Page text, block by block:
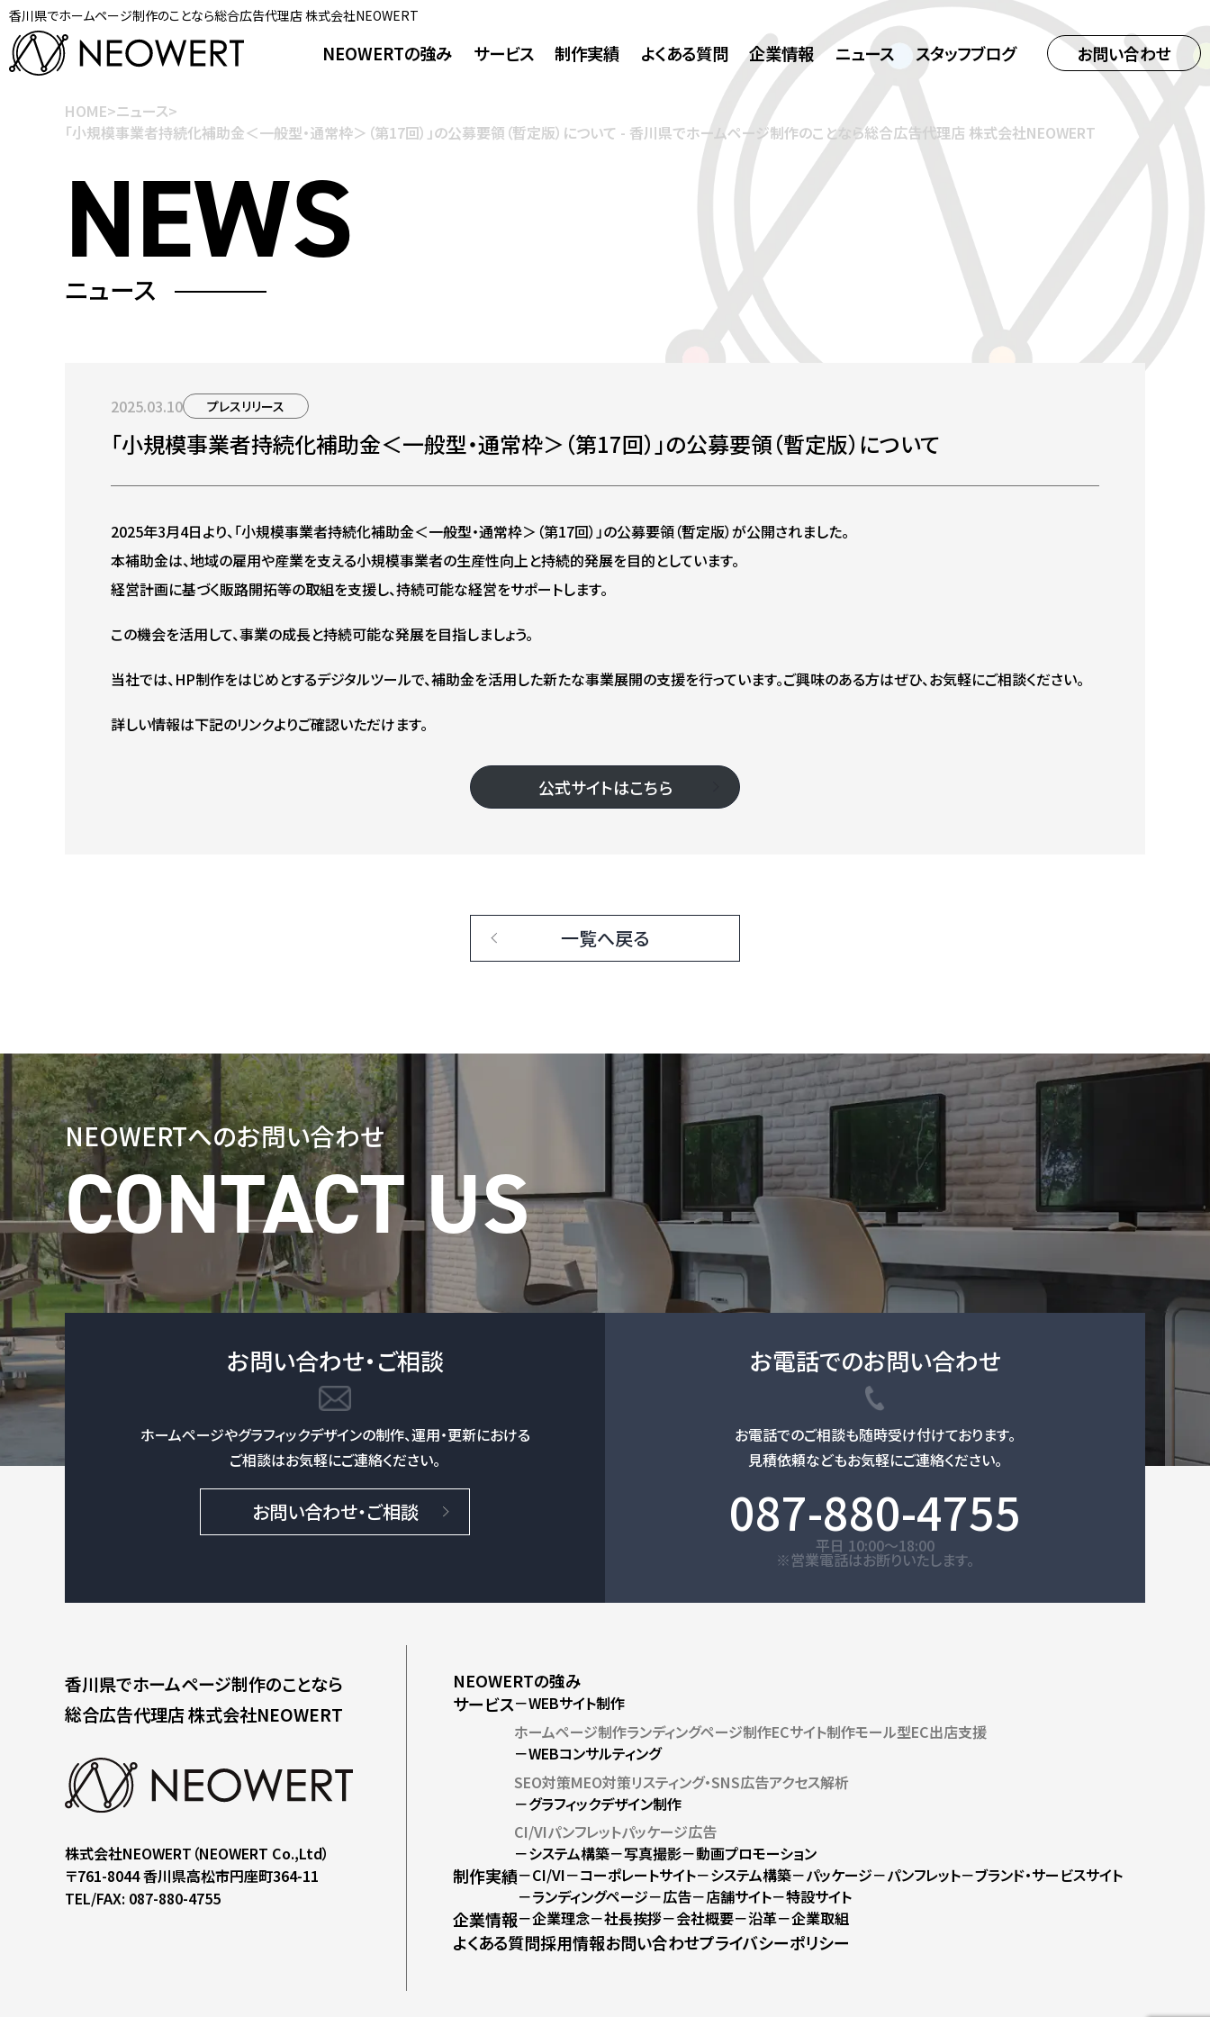
香川県でホームページ制作のことなら総合広告代理店 株式会社NEOWERT
NEOWERTの強み サービス
ECサイト制作 モール型EC出店支援
リスティング・SNS広告アクセス解析
広告
写真撮影 動画プロモーション
制作実績 よくある質問 企業情報
沿革
ニュース スタッフブログ お問い合わせ
HOME>ニュース>
「小規模事業者持続化補助金＜一般型・通常枠＞（第17回）」の公募要領（暫定版）について - 香川県でホームページ制作のことなら総合広告代理店 株式会社NEOWERT
ニュース
2025.03.10 プレスリリース
「小規模事業者持続化補助金＜一般型・通常枠＞（第17回）」の公募要領（暫定版）について
2025年3月4日より、「小規模事業者持続化補助金＜一般型・通常枠＞（第17回）」の公募要領（暫定版）が公開されました。
本補助金は、地域の雇用や産業を支える小規模事業者の生産性向上と持続的発展を目的としています。
経営計画に基づく販路開拓等の取組を支援し、持続可能な経営をサポートします。
この機会を活用して、事業の成長と持続可能な発展を目指しましょう。
当社では、HP制作をはじめとするデジタルツールで、補助金を活用した新たな事業展開の支援を行っています。ご興味のある方はぜひ、お気軽にご相談ください。
詳しい情報は下記のリンクよりご確認いただけます。
公式サイトはこちら
一覧へ戻る
NEOWERTへのお問い合わせ
お問い合わせ・ご相談
ホームページやグラフィックデザインの制作、運用・更新における
ご相談はお気軽にご連絡ください。
お問い合わせ・ご相談
お電話でのお問い合わせ
お電話でのご相談も随時受け付けております。
見積依頼などもお気軽にご連絡ください。
087-880-4755
平日 10:00～18:00
※営業電話はお断りいたします。
香川県でホームページ制作のことなら
総合広告代理店株式会社NEOWERT
株式会社NEOWERT （NEOWERT Co.,Ltd）
〒761-8044香川県高松市円座町364-11
TEL/FAX: 087-880-4755
NEOWERTの強み
サービス－WEBサイト制作
ホームページ制作ランディングページ制作ECサイト制作モール型EC出店支援
－WEBコンサルティング
SEO対策MEO対策リスティング・SNS広告アクセス解析
－グラフィックデザイン制作
CI/VIパンフレットパッケージ広告
－システム構築－写真撮影－動画プロモーション
制作実績－CI/VI－コーポレートサイト－システム構築－パッケージ－パンフレット－ブランド・サービスサイト
－ランディングページ－広告－店舗サイト－特設サイト
企業情報－企業理念－社長挨拶－会社概要－沿革－企業取組
よくある質問採用情報お問い合わせプライバシーポリシー